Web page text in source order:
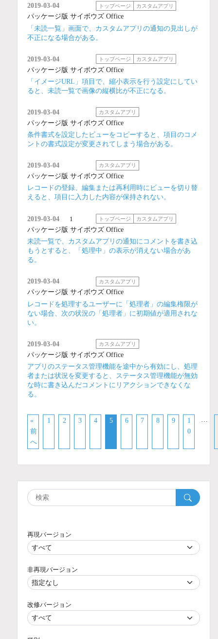
2019-03-04 トップページ カスタムアプリ
パッケージ版 サイボウズ Office
「未読一覧」画面で、カスタムアプリの通知の見出しが
不正になる場合がある。
2019-03-04 トップページ カスタムアプリ
パッケージ版 サイボウズ Office
「イメージURL」項目で、縮小表示を行う設定にしてい
ると、未読一覧で画像の縦横比が不正になる。
2019-03-04 カスタムアプリ
パッケージ版 サイボウズ Office
条件書式を設定したビューをコピーすると、項目のコメ
ントの書式設定が変更されてしまう場合がある。
2019-03-04 カスタムアプリ
パッケージ版 サイボウズ Office
レコードの登録、編集または再利用時にビューを切り替
えると、項目に入力した内容が保持されない。
2019-03-04 1 トップページ カスタムアプリ
パッケージ版 サイボウズ Office
未読一覧で、カスタムアプリの通知にコメントを書き込
もうとすると、「処理中」の表示が消えない場合があ
る。
2019-03-04 カスタムアプリ
パッケージ版 サイボウズ Office
レコードを処理するユーザーに「処理者」の編集権限が
ない場合、次の状況の「処理者」に初期値が適用されな
い。
2019-03-04 カスタムアプリ
パッケージ版 サイボウズ Office
アプリのステータス管理機能を途中から有効にし、処理
者または状況を変更すると、ステータス管理機能が無効
な時に書き込んだコメントにリアクションできなくな
る。
«
前
へ
1 2 3 4 5 6 7 8 9
1
0
再現バージョン
非再現バージョン
改修バージョン